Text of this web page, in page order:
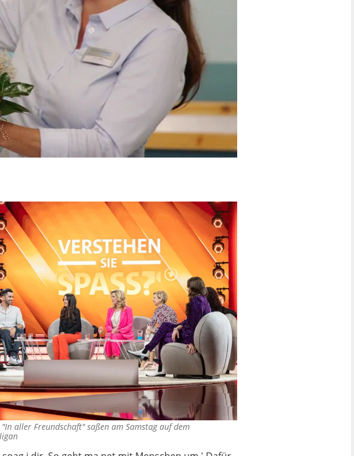
aller Freundschaft" saßen am Samstag auf dem